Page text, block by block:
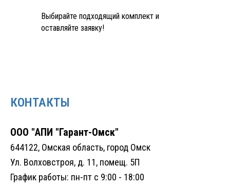
Выбирайте подходящий комплект и
оставляйте заявку!
КОНТАКТЫ
ООО "АПИ "Гарант-Омск"
644122, Омская область, город Омск
Ул. Волховстроя, д. 11, помещ. 5П
График работы: пн-пт с 9:00 - 18:00